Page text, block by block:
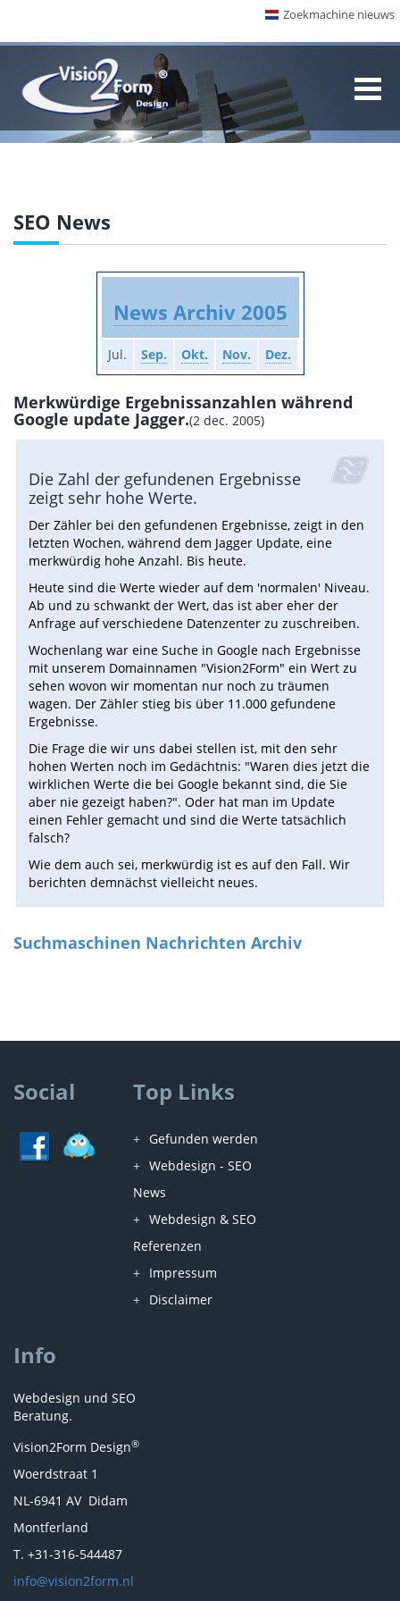
Zoekmachine nieuws
SEO News
News Archiv 2005
Jul. Sep. Okt. Nov. Dez.
Merkwürdige Ergebnissanzahlen während
Google update Jagger.(2 dec. 2005)
Die Zahl der gefundenen Ergebnisse
zeigt sehr hohe Werte.
Der Zähler bei den gefundenen Ergebnisse, zeigt in den
letzten Wochen, während dem Jagger Update, eine
merkwürdig hohe Anzahl. Bis heute.
Heute sind die Werte wieder auf dem 'normalen' Niveau.
Ab und zu schwankt der Wert, das ist aber eher der
Anfrage auf verschiedene Datenzenter zu zuschreiben.
Wochenlang war eine Suche in Google nach Ergebnisse
mit unserem Domainnamen "Vision2Form" ein Wert zu
sehen wovon wir momentan nur noch zu träumen
wagen. Der Zähler stieg bis über 11.000 gefundene
Ergebnisse.
Die Frage die wir uns dabei stellen ist, mit den sehr
hohen Werten noch im Gedächtnis: "Waren dies jetzt die
wirklichen Werte die bei Google bekannt sind, die Sie
aber nie gezeigt haben?". Oder hat man im Update
einen Fehler gemacht und sind die Werte tatsächlich
falsch?
Wie dem auch sei, merkwürdig ist es auf den Fall. Wir
berichten demnächst vielleicht neues.
Suchmaschinen Nachrichten Archiv
Social Top Links
Gefunden werden
Webdesign - SEO
News
Webdesign & SEO
Referenzen
Impressum
Disclaimer
Info
Webdesign und SEO
Beratung.
Vision2Form Design®
Woerdstraat 1
NL-6941 AV Didam
Montferland
T. +31-316-544487
info@vision2form.nl